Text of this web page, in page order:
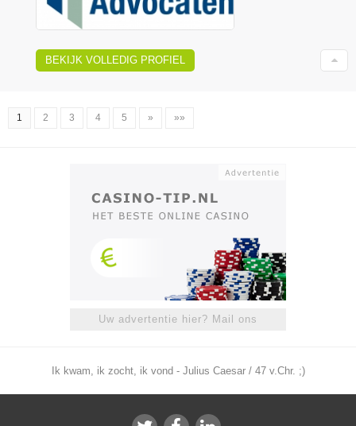
BEKIJK VOLLEDIG PROFIEL
1 2 3 4 5 » »»
Uw advertentie hier? Mail ons
Ik kwam, ik zocht, ik vond - Julius Caesar / 47 v.Chr. ;)